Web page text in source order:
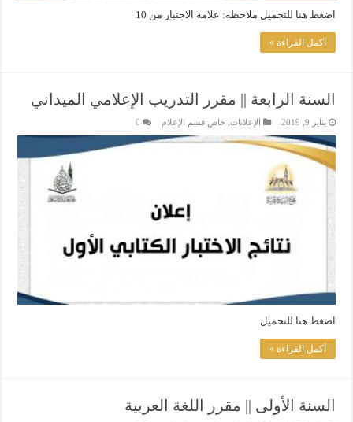
اضغط هنا للتحميل ملاحظة: علامة الاختبار من 10
أكمل القراءة »
السنة الرابعة || مقرر التدريب الإعلامي الميداني
يناير 9, 2019 الإعلانات خاص قسم الإعلام 0
اضغط هنا للتحميل
أكمل القراءة »
­السنة الأولى || ­مقرر اللغة العربية ­